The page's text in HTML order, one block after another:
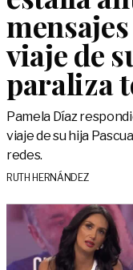
viaje de
paraliza
Pamela Díaz
viaje de su hija
redes.
RUTH HERNÁNDEZ